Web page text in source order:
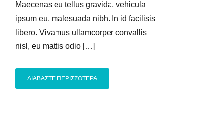
Maecenas eu tellus gravida, vehicula
ipsum eu, malesuada nibh. In id facilisis
libero. Vivamus ullamcorper convallis
nisl, eu mattis odio […]
ΔΙΑΒΑΣΤΕ ΠΕΡΙΣΣΟΤΕΡΑ